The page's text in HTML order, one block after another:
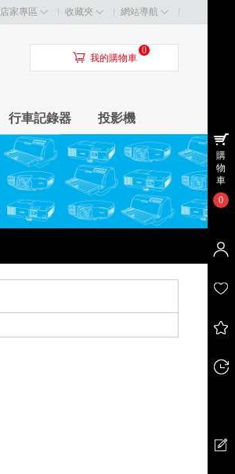
店家專區 收藏夾 網站導航
󰃦 我的購物車
0
行車記錄器 投影機
購
物
車
0